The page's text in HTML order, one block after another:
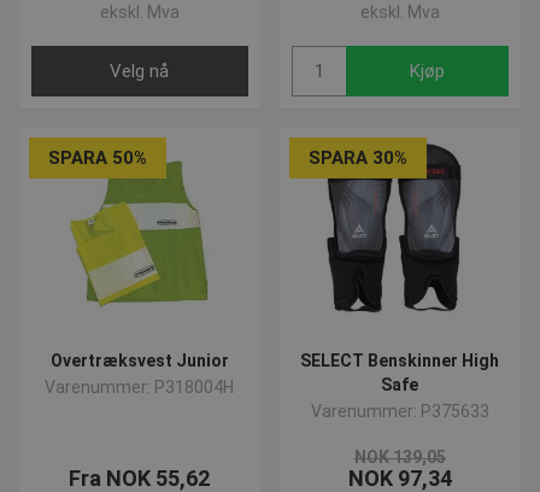
ekskl. Mva
Velg nå
ekskl. Mva
Kjøp
SPARA 50%
Overtræksvest Junior
Varenummer: P318004H
Fra NOK 55,62
SPARA 30%
SELECT Benskinner High
Safe
Varenummer: P375633
NOK 139,05
NOK 97,34